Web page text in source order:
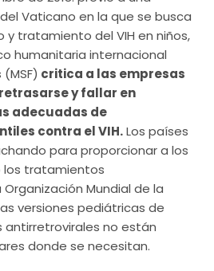
Vaticano en la que se busca
y tratamiento del VIH en niños,
humanitaria internacional
critica a las empresas
y fallar en
adecuadas de
contra el VIH.Los países
para proporcionar a los
los tratamientos
Mundial de la
versiones pediátricas de
no están
donde se necesitan.